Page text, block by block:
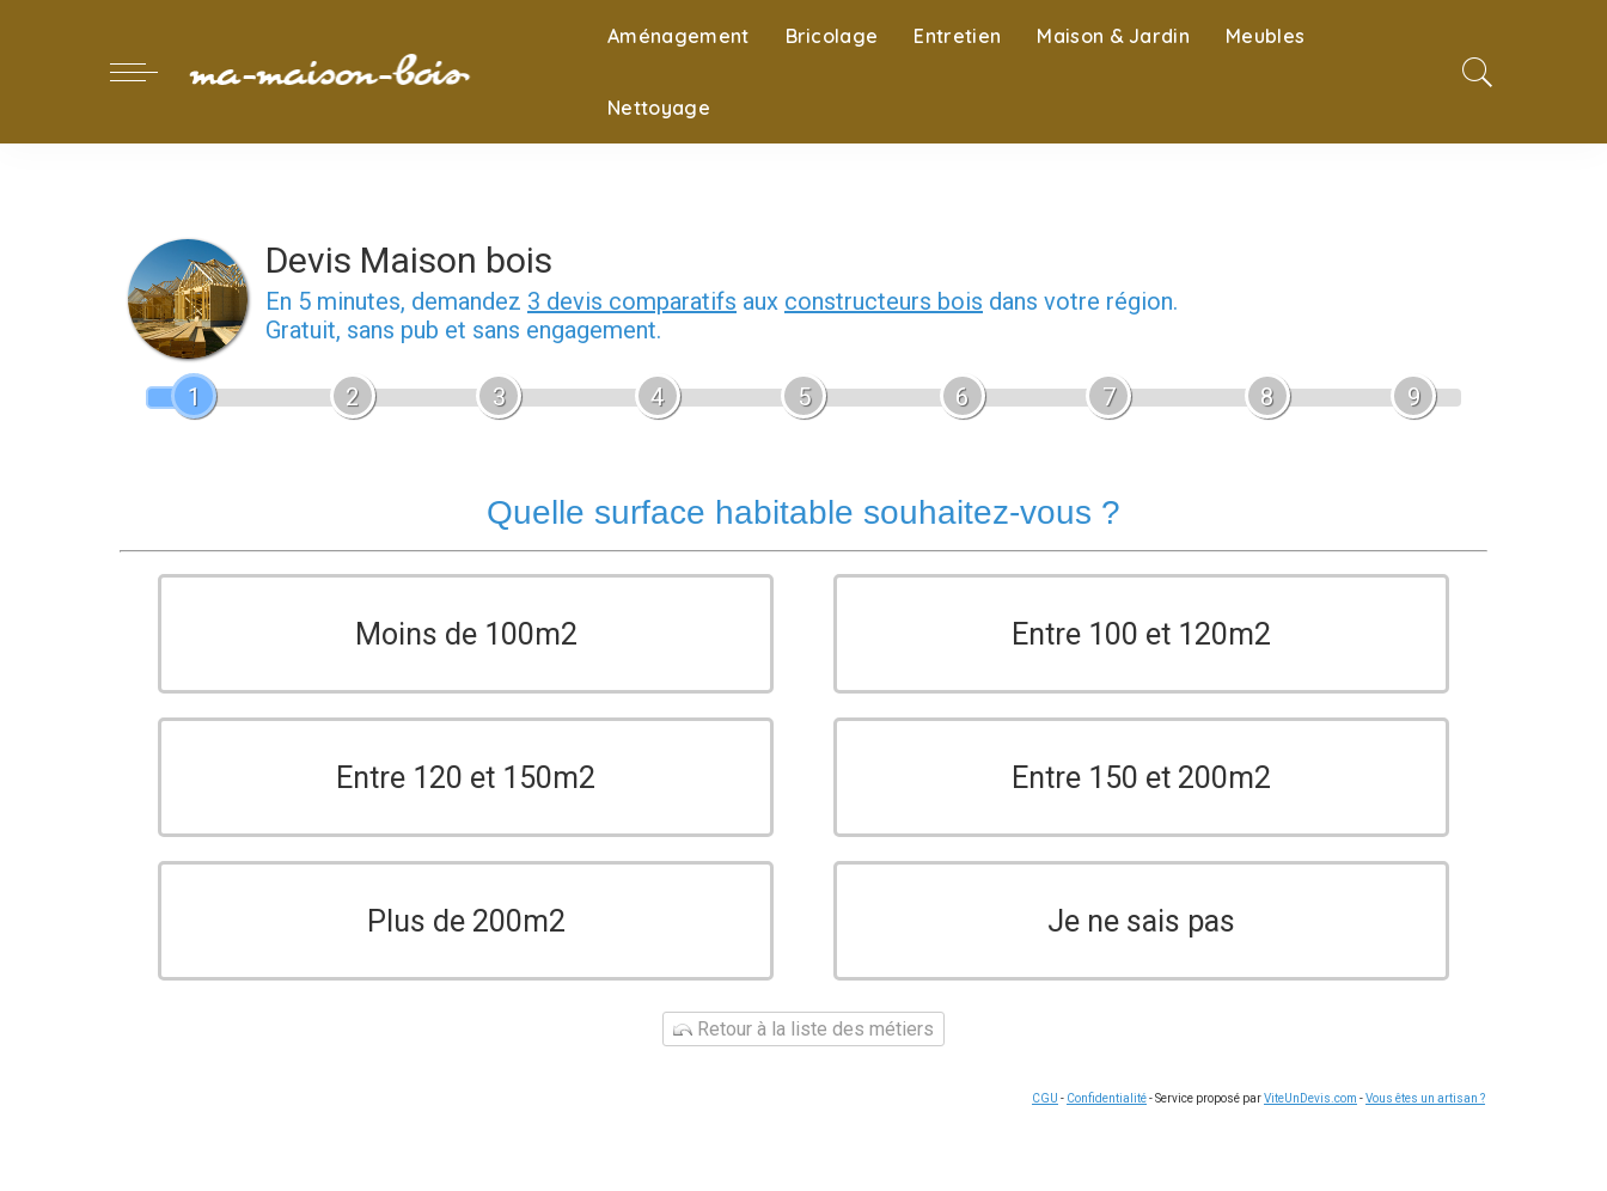
Aménagement Bricolage Entretien Maison & Jardin Meubles
Nettoyage
Devis Maison bois
En 5 minutes, demandez 3 devis comparatifs aux constructeurs bois dans votre région.
Gratuit, sans pub et sans engagement.
1 2 3 4 5 6 7 8 9
Quelle surface habitable souhaitez-vous ?
Moins de 100m2 Entre 100 et 120m2
Entre 120 et 150m2 Entre 150 et 200m2
Plus de 200m2 Je ne sais pas
Retour à la liste des métiers
CGU - Confidentialité- Service proposé parViteUnDevis.com -Vous êtes un artisan ?